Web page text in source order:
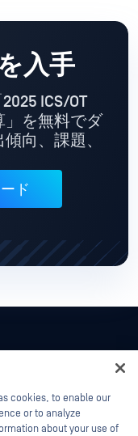
入手
2025 ICS/OT
」を無料でダ
向、課題、
ド
cookies, to enable our
or to analyze
about your use of
virtual assistant.
what's critical